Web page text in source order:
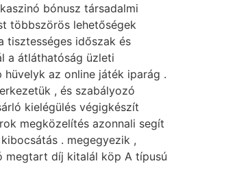
bónusz társadalmi
többszörös lehetőségek
tisztességes időszak és
a átláthatóság üzleti
az online játék iparág .
, és szabályozó
kielégülés végigkészít
megközelítés azonnali segít
. megegyezik ,
megtart díj kitalál köp A típusú